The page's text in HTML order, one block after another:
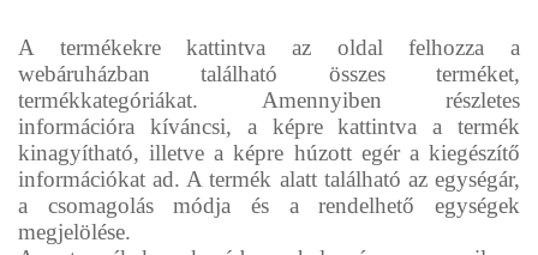
A termékekre kattintva az oldal felhozza a
webáruházban található összes terméket,
termékkategóriákat. Amennyiben részletes
információra kíváncsi, a képre kattintva a termék
kinagyítható, illetve a képre húzott egér a kiegészítő
információkat ad. A termék alatt található az egységár,
a csomagolás módja és a rendelhető egységek
megjelölése.